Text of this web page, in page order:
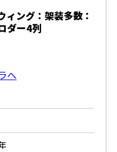
ィング：架装多数：
ダー4列
へ